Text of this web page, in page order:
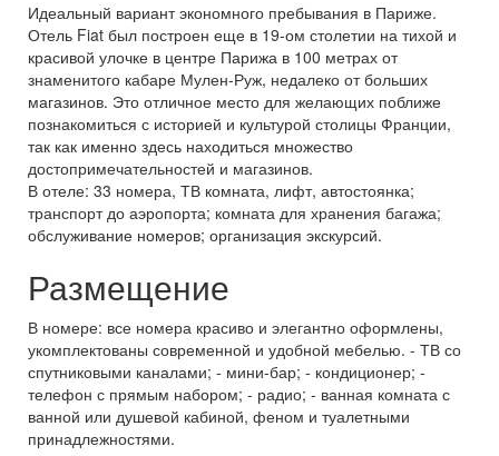
Идеальный вариант экономного пребывания в Париже.
Отель Fiat был построен еще в 19-ом столетии на тихой и
красивой улочке в центре Парижа в 100 метрах от
знаменитого кабаре Мулен-Руж, недалеко от больших
магазинов. Это отличное место для желающих поближе
познакомиться с историей и культурой столицы Франции,
так как именно здесь находиться множество
достопримечательностей и магазинов.
В отеле: 33 номера, ТВ комната, лифт, автостоянка;
транспорт до аэропорта; комната для хранения багажа;
обслуживание номеров; организация экскурсий.
Размещение
В номере: все номера красиво и элегантно оформлены,
укомплектованы современной и удобной мебелью. - ТВ со
спутниковыми каналами; - мини-бар; - кондиционер; -
телефон с прямым набором; - радио; - ванная комната с
ванной или душевой кабиной, феном и туалетными
принадлежностями.